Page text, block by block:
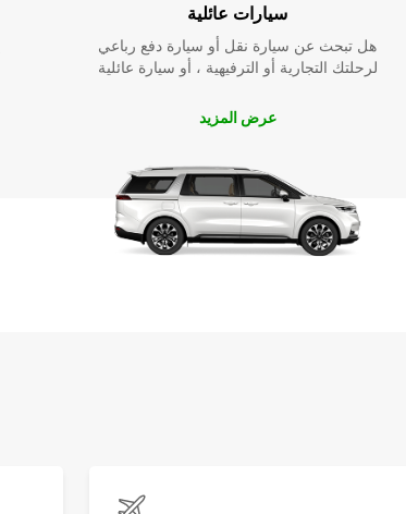
سيارات عائلية
هل تبحث عن سيارة نقل أو سيارة دفع رباعي
لرحلتك التجارية أو الترفيهية ، أو سيارة عائلية
عرض المزيد